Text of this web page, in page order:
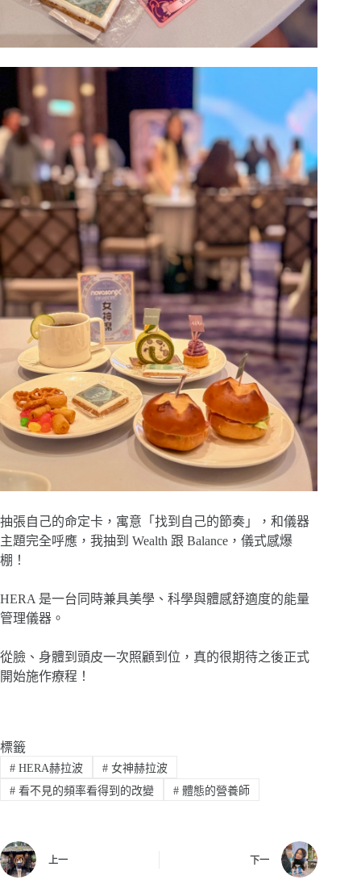
抽張自己的命定卡，寓意「找到自己的節奏」，和儀器
主題完全呼應，我抽到 Wealth 跟 Balance，儀式感爆
棚！
HERA 是一台同時兼具美學、科學與體感舒適度的能量
管理儀器。
從臉、身體到頭皮一次照顧到位，真的很期待之後正式
開始施作療程！
標籤
#HERA赫拉波 #女神赫拉波
#看不見的頻率看得到的改變 #體態的營養師
上一 下一